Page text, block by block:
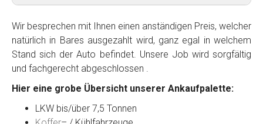
Kontaktformular
Marke*
Wir besprechen mit Ihnen einen anständigen Preis, welcher
natürlich in Bares ausgezahlt wird, ganz egal in welchem
Stand sich der Auto befindet. Unsere Job wird sorgfältig
und fachgerecht abgeschlossen .
Hier eine grobe Übersicht unserer Ankaufpalette:
LKW bis/über 7,5 Tonnen